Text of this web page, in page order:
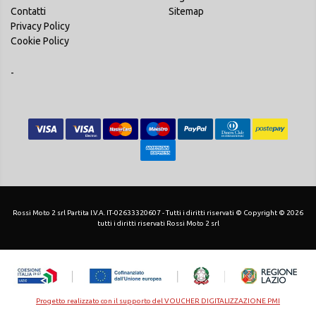
Contatti
Privacy Policy
Cookie Policy
Sitemap
-
Rossi Moto 2 srl Partita I.V.A. IT-02633320607 - Tutti i diritti riservati © Copyright © 2026
tutti i diritti riservati Rossi Moto 2 srl
Progetto realizzato con il supporto del VOUCHER DIGITALIZZAZIONE PMI